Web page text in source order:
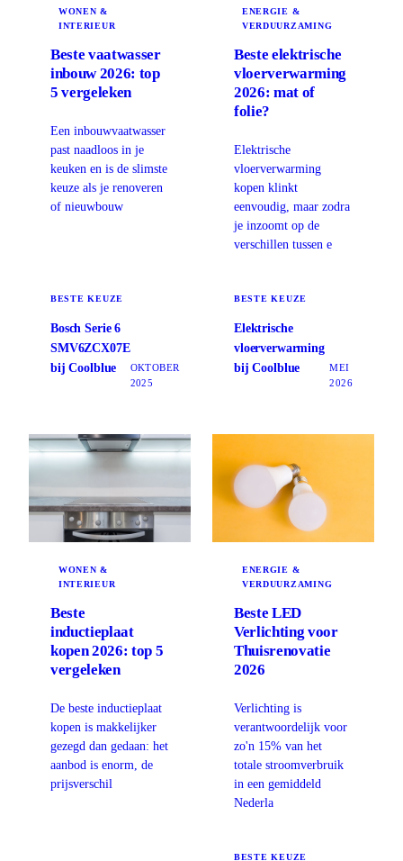
WONEN &
INTERIEUR
Beste vaatwasser
inbouw 2026: top
5 vergeleken
Een inbouwvaatwasser
past naadloos in je
keuken en is de slimste
keuze als je renoveren
of nieuwbouw
BESTE KEUZE
Bosch Serie 6
SMV6ZCX07E
bij Coolblue
OKTOBER
2025
ENERGIE &
VERDUURZAMING
Beste elektrische
vloerverwarming
2026: mat of
folie?
Elektrische
vloerverwarming
kopen klinkt
eenvoudig, maar zodra
je inzoomt op de
verschillen tussen e
BESTE KEUZE
Elektrische
vloerverwarming
bij Coolblue
MEI
2026
WONEN &
INTERIEUR
Beste
inductieplaat
kopen 2026: top 5
vergeleken
De beste inductieplaat
kopen is makkelijker
gezegd dan gedaan: het
aanbod is enorm, de
prijsverschil
ENERGIE &
VERDUURZAMING
Beste LED
Verlichting voor
Thuisrenovatie
2026
Verlichting is
verantwoordelijk voor
zo'n 15% van het
totale stroomverbruik
in een gemiddeld
Nederla
BESTE KEUZE